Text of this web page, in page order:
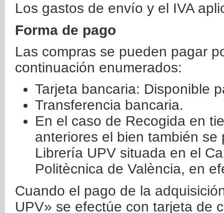
Los gastos de envío y el IVA
Forma de pago
Las compras se pueden pagar
continuación enumerados:
Tarjeta bancaria: Disponible
Transferencia bancaria.
En el caso de Recogida en
anteriores el bien también
Librería UPV situada en el
Politècnica de València, en
Cuando el pago de la
UPV» se efectúe con tarjeta de